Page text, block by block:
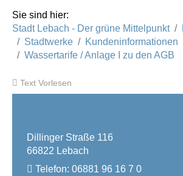
Sie sind hier:
Stadt Lebach - Der grüne Mittelpunkt
Stadtwerke
Kundeninformationen
Wassertarife / Anlage I zu den AGB
Text Vorlesen
Dillinger Straße 116
66822 Lebach
Telefon: 06881 96 16 7 0